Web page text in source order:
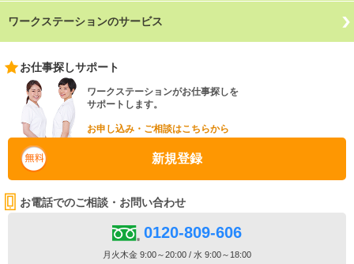
ワークステーションのサービス
お仕事探しサポート
ワークステーションがお仕事探しを
サポートします。
お申し込み・ご相談はこちらから
新規登録
お電話でのご相談・お問い合わせ
0120-809-606
月火木金 9:00～20:00 / 水 9:00～18:00